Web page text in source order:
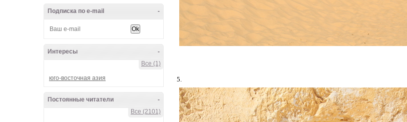
-
Подписка по e-mail
-
Интересы
Все (1)
юго-восточная азия
-
Постоянные читатели
Все (2101)
5.